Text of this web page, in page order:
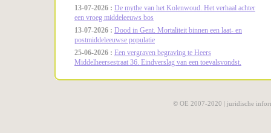
13-07-2026 : De mythe van het Kolenwoud. Het verhaal achter
een vroeg middeleeuws bos
13-07-2026 : Dood in Gent. Mortaliteit binnen een laat- en
postmiddeleeuwse populatie
25-06-2026 : Een vergraven begraving te Heers
Middelheersestraat 36. Eindverslag van een toevalsvondst.
© OE 2007-2020 | juridische